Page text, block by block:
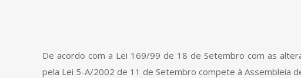
De acordo com a Lei 169/99 de 18 de Setembro com as
pela Lei 5-A/2002 de 11 de Setembro compete à Assembleia